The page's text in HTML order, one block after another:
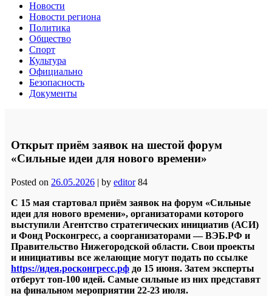
Новости
Новости региона
Политика
Общество
Спорт
Культура
Официально
Безопасность
Документы
Открыт приём заявок на шестой форум
«Сильные идеи для нового времени»
Posted on 26.05.2026 | by editor 84
С 15 мая стартовал приём заявок на форум «Сильные
идеи для нового времени», организаторами которого
выступили Агентство стратегических инициатив (АСИ)
и Фонд Росконгресс, а соорганизаторами — ВЭБ.РФ и
Правительство Нижегородской области. Свои проекты
и инициативы все желающие могут подать по ссылке
https://идея.росконгресс.рф до 15 июня. Затем эксперты
отберут топ-100 идей. Самые сильные из них представят
на финальном мероприятии 22-23 июля.